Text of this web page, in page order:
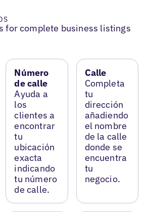
for complete business listings
Número
de calle
Ayuda a
los
clientes a
encontrar
tu
ubicación
exacta
indicando
tu número
de calle.
Calle
Completa
tu
dirección
añadiendo
el nombre
de la calle
donde se
encuentra
tu
negocio.